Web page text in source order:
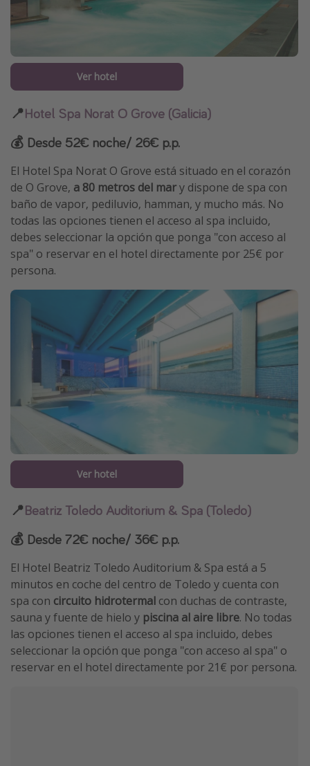
Ver hotel
📍Hotel Spa Norat O Grove (Galicia)
💰 Desde 52€ noche/ 26€ p.p.
El Hotel Spa Norat O Grove está situado en el corazón
de O Grove, a 80 metros del mary dispone de spa con
baño de vapor, pediluvio, hamman, y mucho más. No
todas las opciones tienen el acceso al spa incluido,
debes seleccionar la opción que ponga "con acceso al
spa" o reservar en el hotel directamente por 25€ por
persona.
Ver hotel
📍Beatriz Toledo Auditorium & Spa (Toledo)
💰 Desde 72€ noche/ 36€ p.p.
El Hotel Beatriz Toledo Auditorium & Spa está a 5
minutos en coche del centro de Toledo y cuenta con
spa con circuito hidrotermal con duchas de contraste,
sauna y fuente de hielo y piscina al aire libre. No todas
las opciones tienen el acceso al spa incluido, debes
seleccionar la opción que ponga "con acceso al spa" o
reservar en el hotel directamente por 21€ por persona.